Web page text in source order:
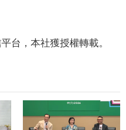
台，本社獲授權轉載。